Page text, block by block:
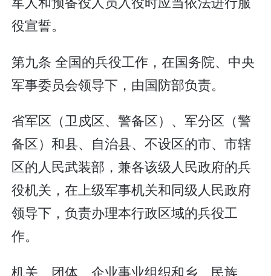
役宣誓。
第九条 全国的兵役工作，在国务院、中央
军事委员会领导下，由国防部负责。
省军区（卫戍区、警备区）、军分区（警
备区）和县、自治县、不设区的市、市辖
区的人民武装部，兼各该级人民政府的兵
役机关，在上级军事机关和同级人民政府
领导下，负责办理本行政区域的兵役工
作。
机关、团体、企业事业组织和乡、民族